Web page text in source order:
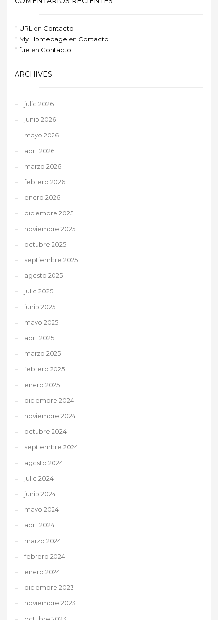
URL en Contacto
My Homepage en Contacto
fue en Contacto
ARCHIVES
julio 2026
junio 2026
mayo 2026
abril 2026
marzo 2026
febrero 2026
enero 2026
diciembre 2025
noviembre 2025
octubre 2025
septiembre 2025
agosto 2025
julio 2025
junio 2025
mayo 2025
abril 2025
marzo 2025
febrero 2025
enero 2025
diciembre 2024
noviembre 2024
octubre 2024
septiembre 2024
agosto 2024
julio 2024
junio 2024
mayo 2024
abril 2024
marzo 2024
febrero 2024
enero 2024
diciembre 2023
noviembre 2023